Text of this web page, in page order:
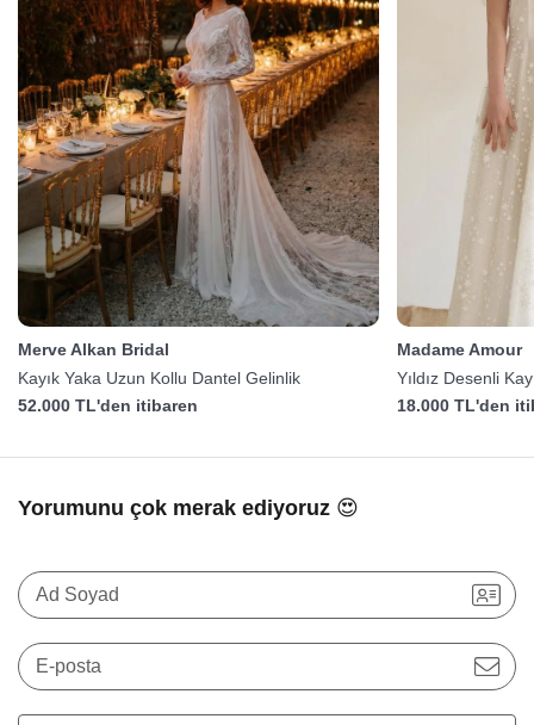
Merve Alkan Bridal
Kayık Yaka Uzun Kollu Dantel Gelinlik
52.000 TL'den itibaren
Madame Amour
Yıldız Desenli
18.000 TL'den
Yorumunu çok merak ediyoruz 😍
Ad Soyad
E-posta